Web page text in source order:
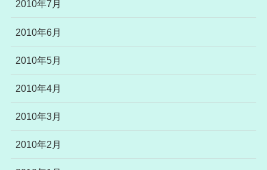
2010年7月
2010年6月
2010年5月
2010年4月
2010年3月
2010年2月